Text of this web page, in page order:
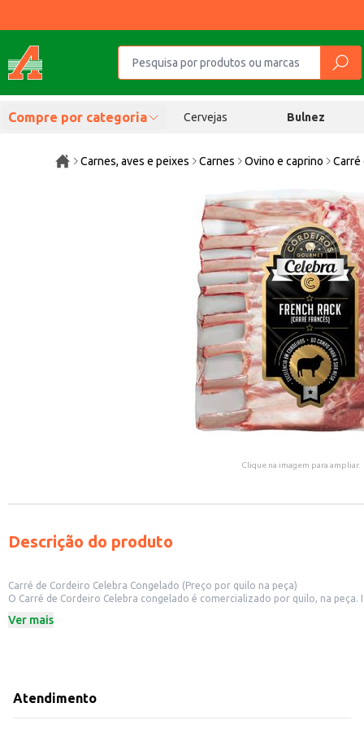
Compre por categoria Cervejas Bulnez
Carnes, aves e peixes Carnes Ovino e caprino Carré
Clique na imagem para ampliar.
Descrição do produto
Carré de Cordeiro Celebra Congelado (Preço por quilo na peça)
O Carré de Cordeiro Celebra congelado é comercializado por quilo, na
Venda por quilo.
Recomendamos o descongelamento adequado antes do preparo para
O Carré de Cordeiro Celebra oferece praticidade e qualidade para o seu
Ver mais
Atendimento